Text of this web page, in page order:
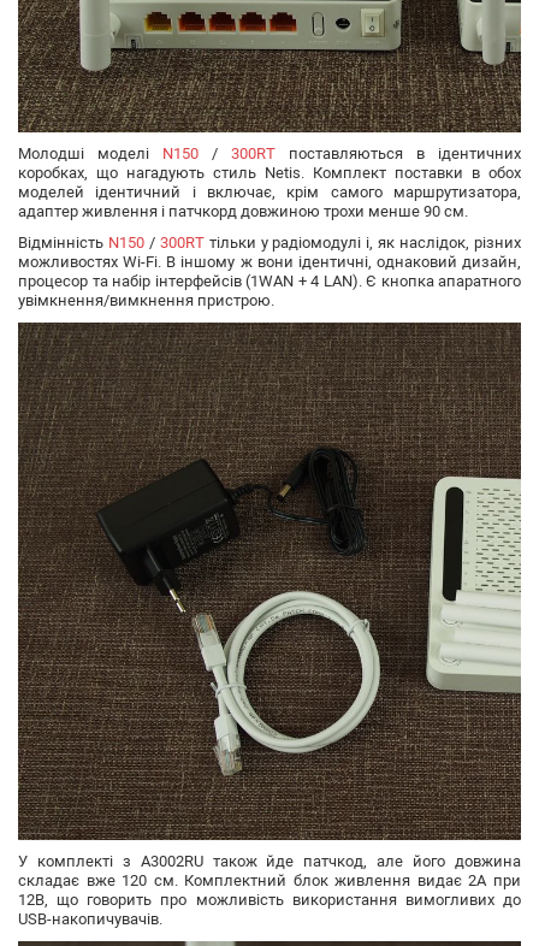
Молодші моделі N150 / 300RT поставляються в ідентичних
коробках, що нагадують стиль Netis. Комплект поставки в обох
моделей ідентичний і включає, крім самого маршрутизатора,
адаптер живлення і патчкорд довжиною трохи менше 90 см.
Відмінність N150/ 300RTтільки у радіомодулі і, як наслідок, різних
можливостях Wi-Fi. В іншому ж вони ідентичні, однаковий дизайн,
процесор та набір інтерфейсів (1WAN + 4 LAN). Є кнопка апаратного
увімкнення/вимкнення пристрою.
У комплекті з A3002RU також йде патчкод, але його довжина
складає вже 120 см. Комплектний блок живлення видає 2А при
12В, що говорить про можливість використання вимогливих до
USB-накопичувачів.